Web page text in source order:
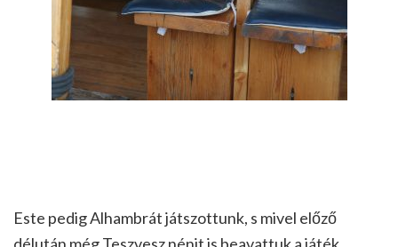
Este pedig Alhambrát játszottunk, s mivel előző
délután még Teszvesz nénit is beavattuk a játék